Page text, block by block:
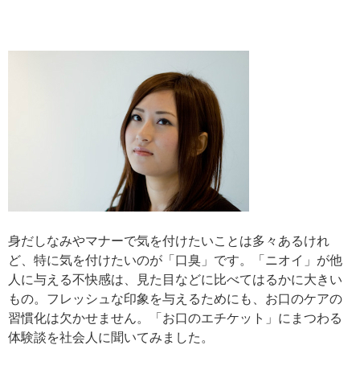
身だしなみやマナーで気を付けたいことは多々あるけれ
ど、特に気を付けたいのが「口臭」です。「ニオイ」が他
人に与える不快感は、見た目などに比べてはるかに大きい
もの。フレッシュな印象を与えるためにも、お口のケアの
習慣化は欠かせません。「お口のエチケット」にまつわる
体験談を社会人に聞いてみました。